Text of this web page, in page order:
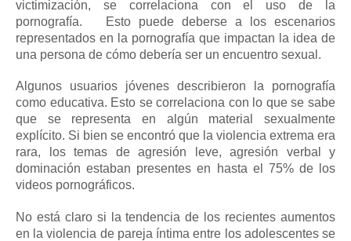
victimización, se correlaciona con el uso de la
pornografía.
Esto puede deberse a los escenarios
representados en la pornografía que impactan la idea de
una persona de cómo debería ser un encuentro sexual.
Algunos usuarios jóvenes describieron la pornografía
como educativa. Esto se correlaciona con lo que se sabe
que se representa en algún material sexualmente
explícito. Si bien se encontró que la violencia extrema era
rara, los temas de agresión leve, agresión verbal y
dominación estaban presentes en hasta el 75% de los
videos pornográficos.
No está claro si la tendencia de los recientes aumentos
en la violencia de pareja íntima entre los adolescentes se